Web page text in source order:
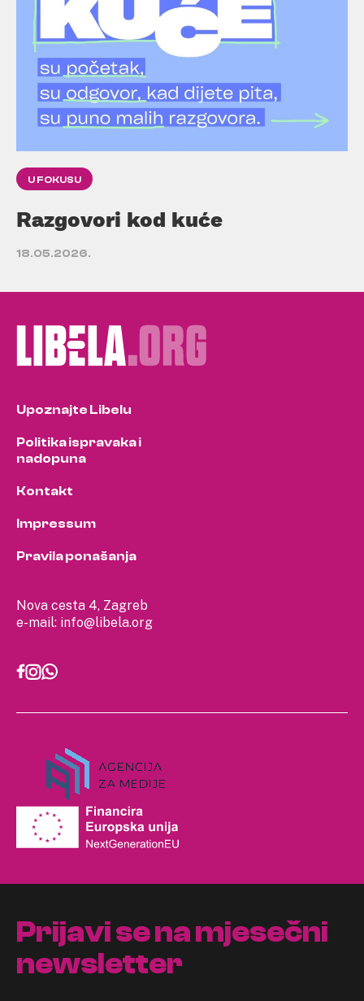
U FOKUSU
Razgovori kod kuće
18.05.2026.
Nova cesta 4, Zagreb
e-mail: info@libela.org
Upoznajte Libelu
Politika ispravaka i
nadopuna
Kontakt
Impressum
Pravila ponašanja
Prijavi se na mjesečni
newsletter